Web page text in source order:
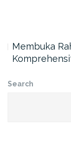
Membuka
Search